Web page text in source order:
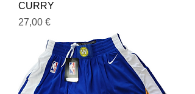
CURRY
Precio
27,00 €